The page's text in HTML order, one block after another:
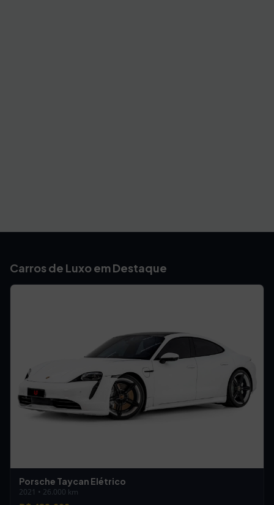
Carros de Luxo em Destaque
Porsche Taycan Elétrico
2021 • 26.000 km